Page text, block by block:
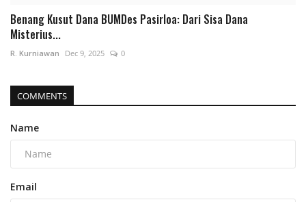
Benang Kusut Dana BUMDes Pasirloa: Dari Sisa Dana
Misterius...
R. Kurniawan Dec 9, 2025 0
COMMENTS
Name
Email